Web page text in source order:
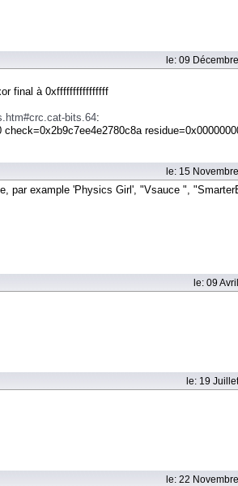
le: 09
final à 0xffffffffffffffff
bits.64:
le: 15
par example 'Physics Girl', "Vsauce ",
le: 09
le: 19
le: 22